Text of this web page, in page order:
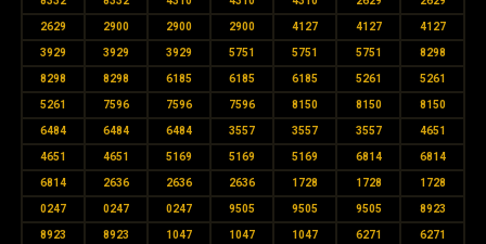
2629 2900 2900 2900 4127 4127 4127
3929 3929 3929 5751 5751 5751 8298
8298 8298 6185 6185 6185 5261 5261
5261 7596 7596 7596 8150 8150 8150
6484 6484 6484 3557 3557 3557 4651
4651 4651 5169 5169 5169 6814 6814
6814 2636 2636 2636 1728 1728 1728
0247 0247 0247 9505 9505 9505 8923
8923 8923 1047 1047 1047 6271 6271